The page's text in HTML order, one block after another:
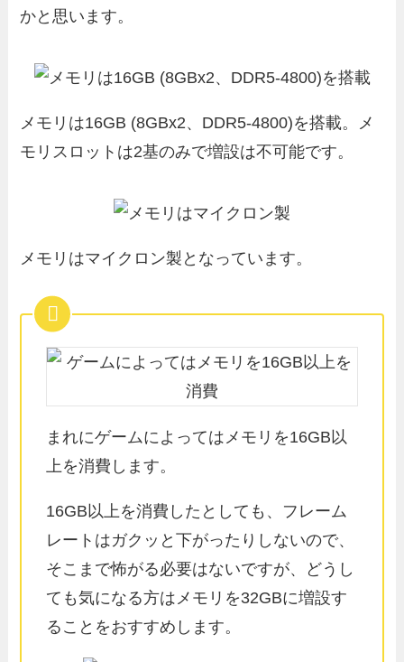
かと思います。
メモリは16GB (8GBx2、DDR5-4800)を搭載。メ
モリスロットは2基のみで増設は不可能です。
メモリはマイクロン製となっています。
まれにゲームによってはメモリを16GB以
上を消費します。
16GB以上を消費したとしても、フレーム
レートはガクッと下がったりしないので、
そこまで怖がる必要はないですが、どうし
ても気になる方はメモリを32GBに増設す
ることをおすすめします。